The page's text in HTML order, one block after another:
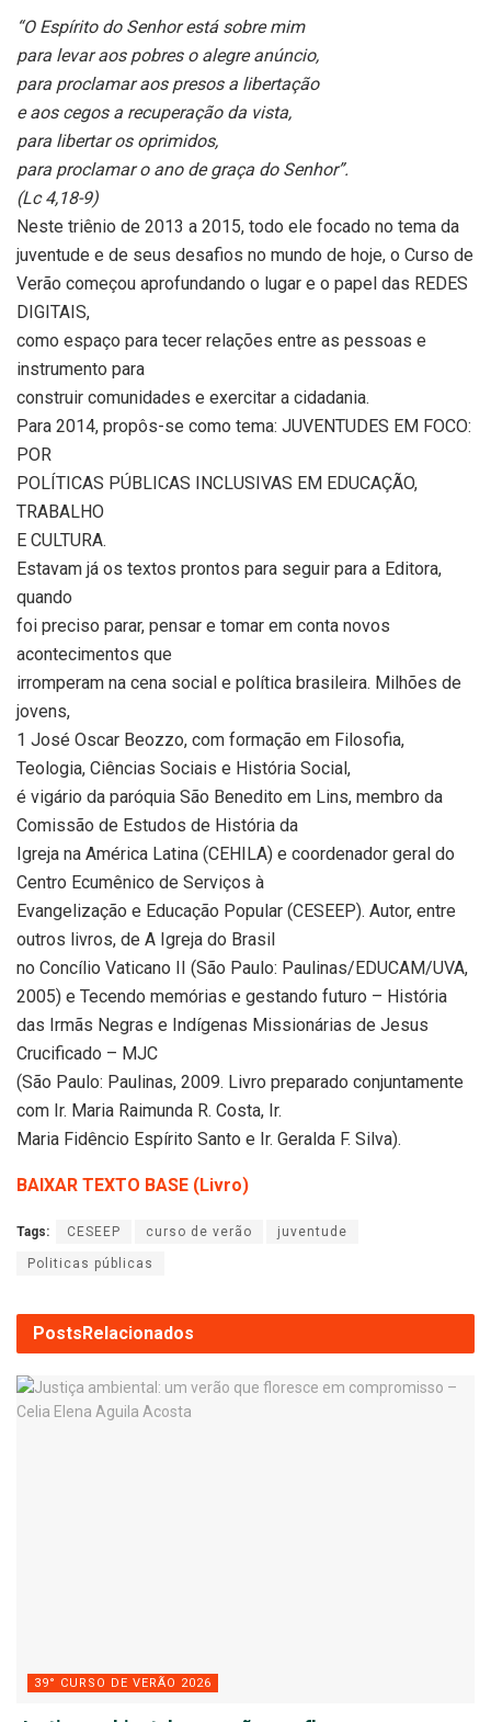
“O Espírito do Senhor está sobre mim
para levar aos pobres o alegre anúncio,
para proclamar aos presos a libertação
e aos cegos a recuperação da vista,
para libertar os oprimidos,
para proclamar o ano de graça do Senhor”.
(Lc 4,18-9)
Neste triênio de 2013 a 2015, todo ele focado no tema da
juventude e de seus desafios no mundo de hoje, o Curso de
Verão começou aprofundando o lugar e o papel das REDES
DIGITAIS,
como espaço para tecer relações entre as pessoas e
instrumento para
construir comunidades e exercitar a cidadania.
Para 2014, propôs-se como tema: JUVENTUDES EM FOCO:
POR
POLÍTICAS PÚBLICAS INCLUSIVAS EM EDUCAÇÃO,
TRABALHO
E CULTURA.
Estavam já os textos prontos para seguir para a Editora,
quando
foi preciso parar, pensar e tomar em conta novos
acontecimentos que
irromperam na cena social e política brasileira. Milhões de
jovens,
1 José Oscar Beozzo, com formação em Filosofia,
Teologia, Ciências Sociais e História Social,
é vigário da paróquia São Benedito em Lins, membro da
Comissão de Estudos de História da
Igreja na América Latina (CEHILA) e coordenador geral do
Centro Ecumênico de Serviços à
Evangelização e Educação Popular (CESEEP). Autor, entre
outros livros, de A Igreja do Brasil
no Concílio Vaticano II (São Paulo: Paulinas/EDUCAM/UVA,
2005) e Tecendo memórias e gestando futuro – História
das Irmãs Negras e Indígenas Missionárias de Jesus
Crucificado – MJC
(São Paulo: Paulinas, 2009. Livro preparado conjuntamente
com Ir. Maria Raimunda R. Costa, Ir.
Maria Fidêncio Espírito Santo e Ir. Geralda F. Silva).
BAIXAR TEXTO BASE (Livro)
Tags: CESEEP curso de verão juventude
Politicas públicas
PostsRelacionados
39° CURSO DE VERÃO 2026